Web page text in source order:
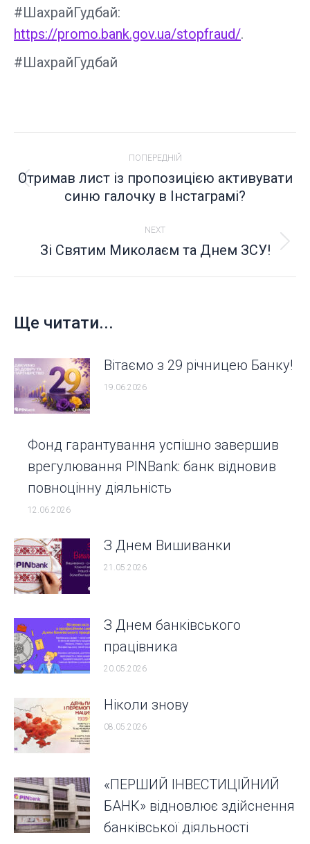
#ШахрайГудбай:
https://promo.bank.gov.ua/stopfraud/.
#ШахрайГудбай
NAVIGATION
ПОПЕРЕДНІЙ
Попередній
Отримав лист із пропозицією активувати
синю галочку в Інстаграмі?
NEXT
Next
post:
Зі Святим Миколаєм та Днем ЗСУ!
Ще читати...
Вітаємо з 29 річницею Банку!
19.06.2026
Фонд гарантування успішно завершив
врегулювання PINBank: банк відновив
повноцінну діяльність
12.06.2026
З Днем Вишиванки
21.05.2026
З Днем банківського
працівника
20.05.2026
Ніколи знову
08.05.2026
«ПЕРШИЙ ІНВЕСТИЦІЙНИЙ
БАНК» відновлює здійснення
банківської діяльності